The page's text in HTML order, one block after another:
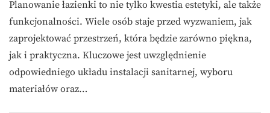
Planowanie łazienki to nie tylko kwestia estetyki, ale także
funkcjonalności. Wiele osób staje przed wyzwaniem, jak
zaprojektować przestrzeń, która będzie zarówno piękna,
jak i praktyczna. Kluczowe jest uwzględnienie
odpowiedniego układu instalacji sanitarnej, wyboru
materiałów oraz…